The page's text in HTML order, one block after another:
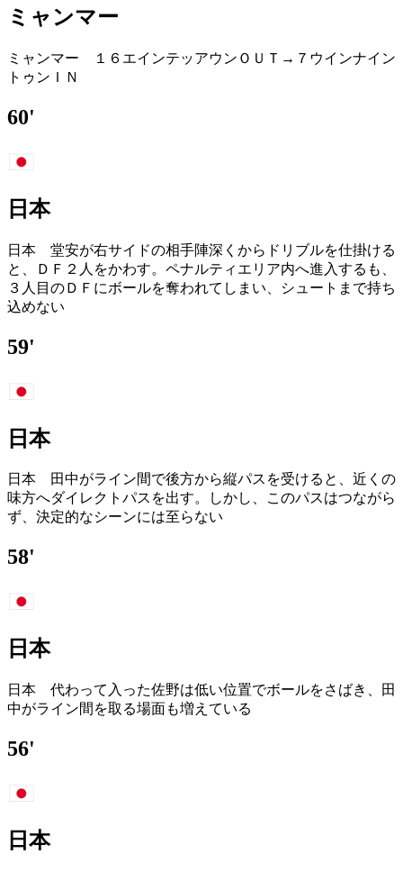
ミャンマー
ミャンマー １６エインテッアウンＯＵＴ→７ウインナイン
トゥンＩＮ
60'
日本
日本 堂安が右サイドの相手陣深くからドリブルを仕掛ける
と、ＤＦ２人をかわす。ペナルティエリア内へ進入するも、
３人目のＤＦにボールを奪われてしまい、シュートまで持ち
込めない
59'
日本
日本 田中がライン間で後方から縦パスを受けると、近くの
味方へダイレクトパスを出す。しかし、このパスはつながら
ず、決定的なシーンには至らない
58'
日本
日本 代わって入った佐野は低い位置でボールをさばき、田
中がライン間を取る場面も増えている
56'
日本